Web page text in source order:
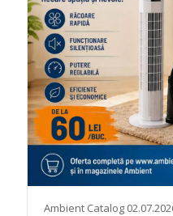
Ambient Catalog